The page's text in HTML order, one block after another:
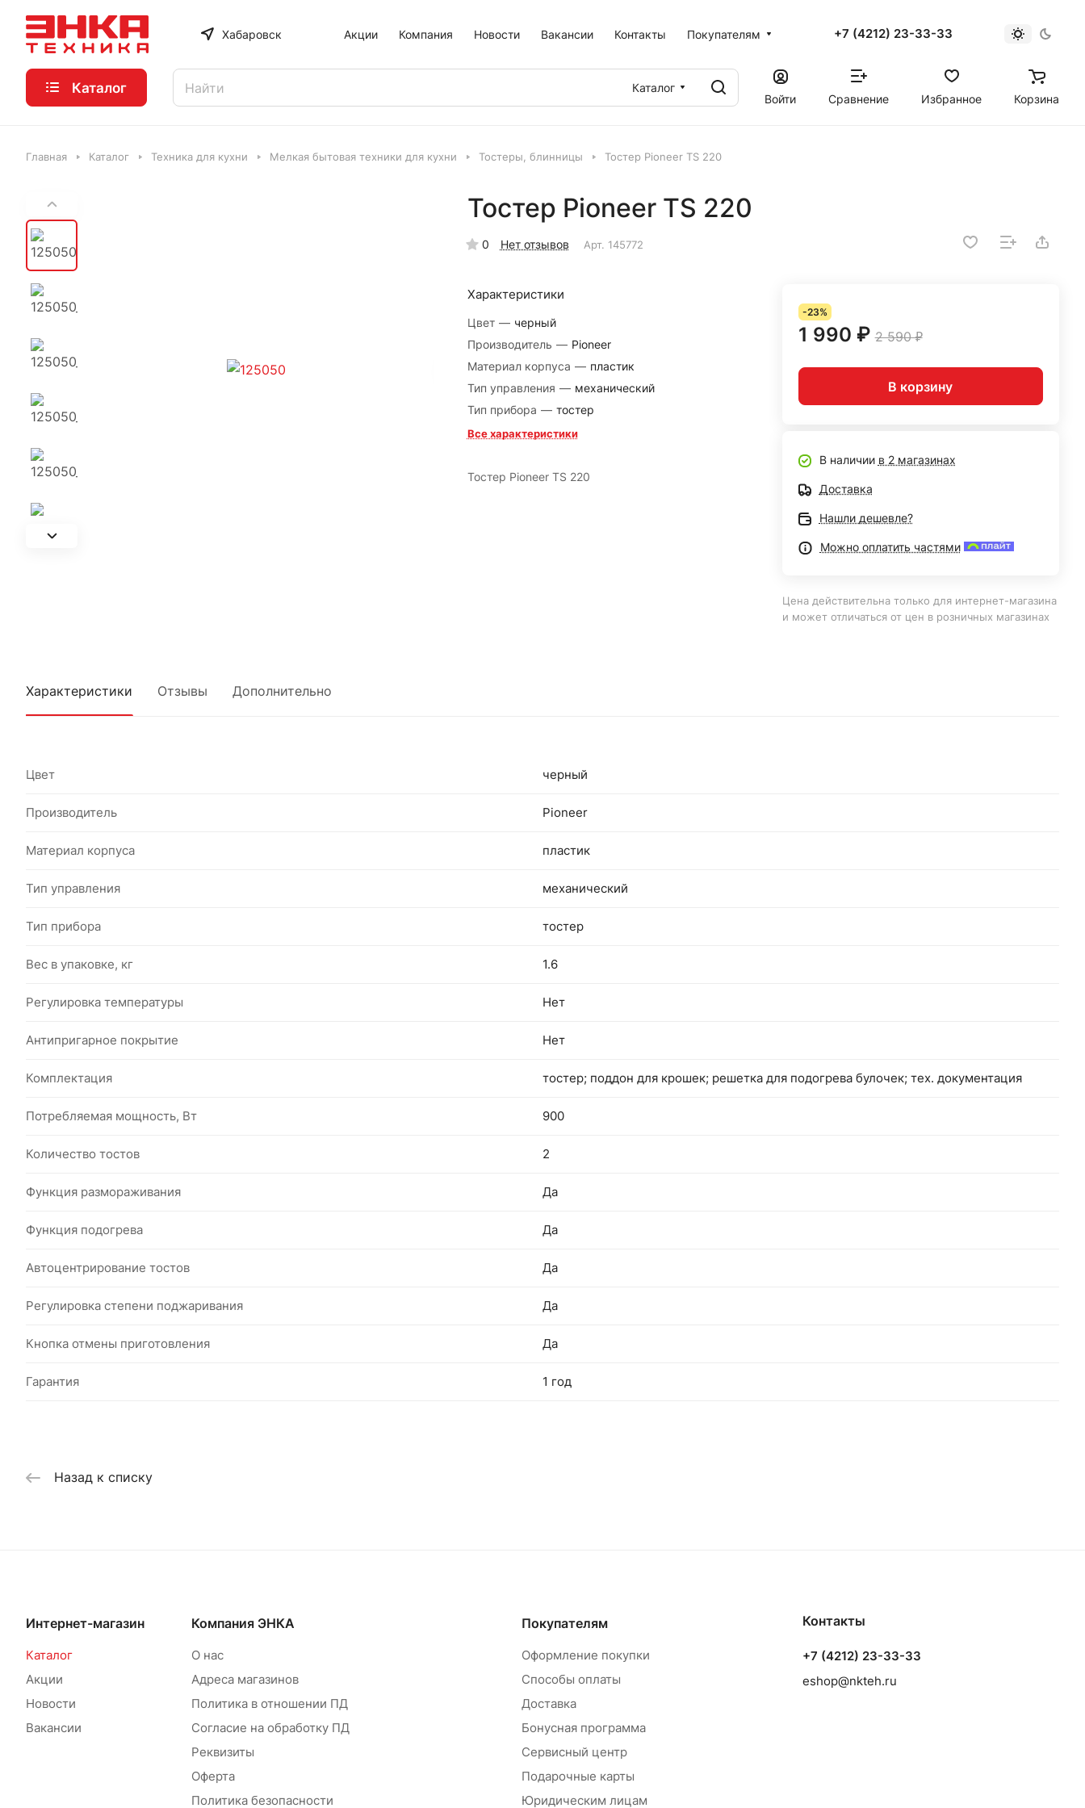
Хабаровск Акции Компания Новости Вакансии Контакты Покупателям +7 (4212) 23-33-33
Каталог
Каталог
Войти
Сравнение Избранное Корзина
Главная Каталог Техника для кухни Мелкая бытовая техники для кухни Тостеры, блинницы Тостер Pioneer TS 220
Тостер Pioneer TS 220
0 Нет отзывов Арт. 145772
Характеристики
Цвет — черный
Производитель — Pioneer
Материал корпуса — пластик
Тип управления — механический
Тип прибора — тостер
Все характеристики
Тостер Pioneer TS 220
-23%
1 990 ₽ 2 590 ₽
В корзину
В наличии в 2 магазинах
Доставка
Нашли дешевле?
Можно оплатить частями
Цена действительна только для интернет-магазина
и может отличаться от цен в розничных магазинах
Характеристики Отзывы Дополнительно
Цвет черный
Производитель Pioneer
Материал корпуса пластик
Тип управления механический
Тип прибора тостер
Вес в упаковке, кг 1.6
Регулировка температуры Нет
Антипригарное покрытие Нет
Комплектация тостер; поддон для крошек; решетка для подогрева булочек; тех. документация
Потребляемая мощность, Вт 900
Количество тостов 2
Функция размораживания Да
Функция подогрева Да
Автоцентрирование тостов Да
Регулировка степени поджаривания Да
Кнопка отмены приготовления Да
Гарантия 1 год
Назад к списку
Интернет-магазин
Каталог
Акции
Новости
Вакансии
Компания ЭНКА
О нас
Адреса магазинов
Политика в отношении ПД
Согласие на обработку ПД
Реквизиты
Оферта
Политика безопасности
Покупателям
Оформление покупки
Способы оплаты
Доставка
Бонусная программа
Сервисный центр
Подарочные карты
Юридическим лицам
Контакты
+7 (4212) 23-33-33
eshop@nkteh.ru